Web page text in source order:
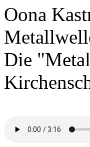
Oona
Die